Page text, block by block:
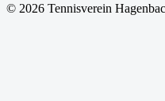
© 2026 Tennisverein